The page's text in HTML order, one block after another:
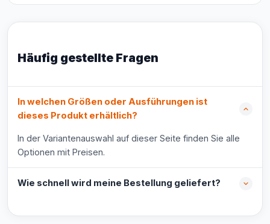
Häufig gestellte Fragen
In welchen Größen oder Ausführungen ist
dieses Produkt erhältlich?
In der Variantenauswahl auf dieser Seite finden Sie alle
Optionen mit Preisen.
Wie schnell wird meine Bestellung geliefert?